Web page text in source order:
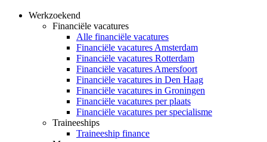
Werkzoekend
Financiële vacatures
Alle financiële vacatures
Financiële vacatures Amsterdam
Financiële vacatures Rotterdam
Financiële vacatures Amersfoort
Financiële vacatures in Den Haag
Financiële vacatures in Groningen
Financiële vacatures per plaats
Financiële vacatures per specialisme
Traineeships
Traineeship finance